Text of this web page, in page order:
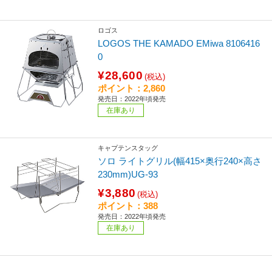
ロゴス
LOGOS THE KAMADO EMiwa 8106416
0
¥28,600 (税込)
ポイント：2,860
発売日：2022年頃発売
在庫あり
キャプテンスタッグ
ソロ ライトグリル(幅415×奥行240×高さ
230mm)UG-93
¥3,880 (税込)
ポイント：388
発売日：2022年頃発売
在庫あり